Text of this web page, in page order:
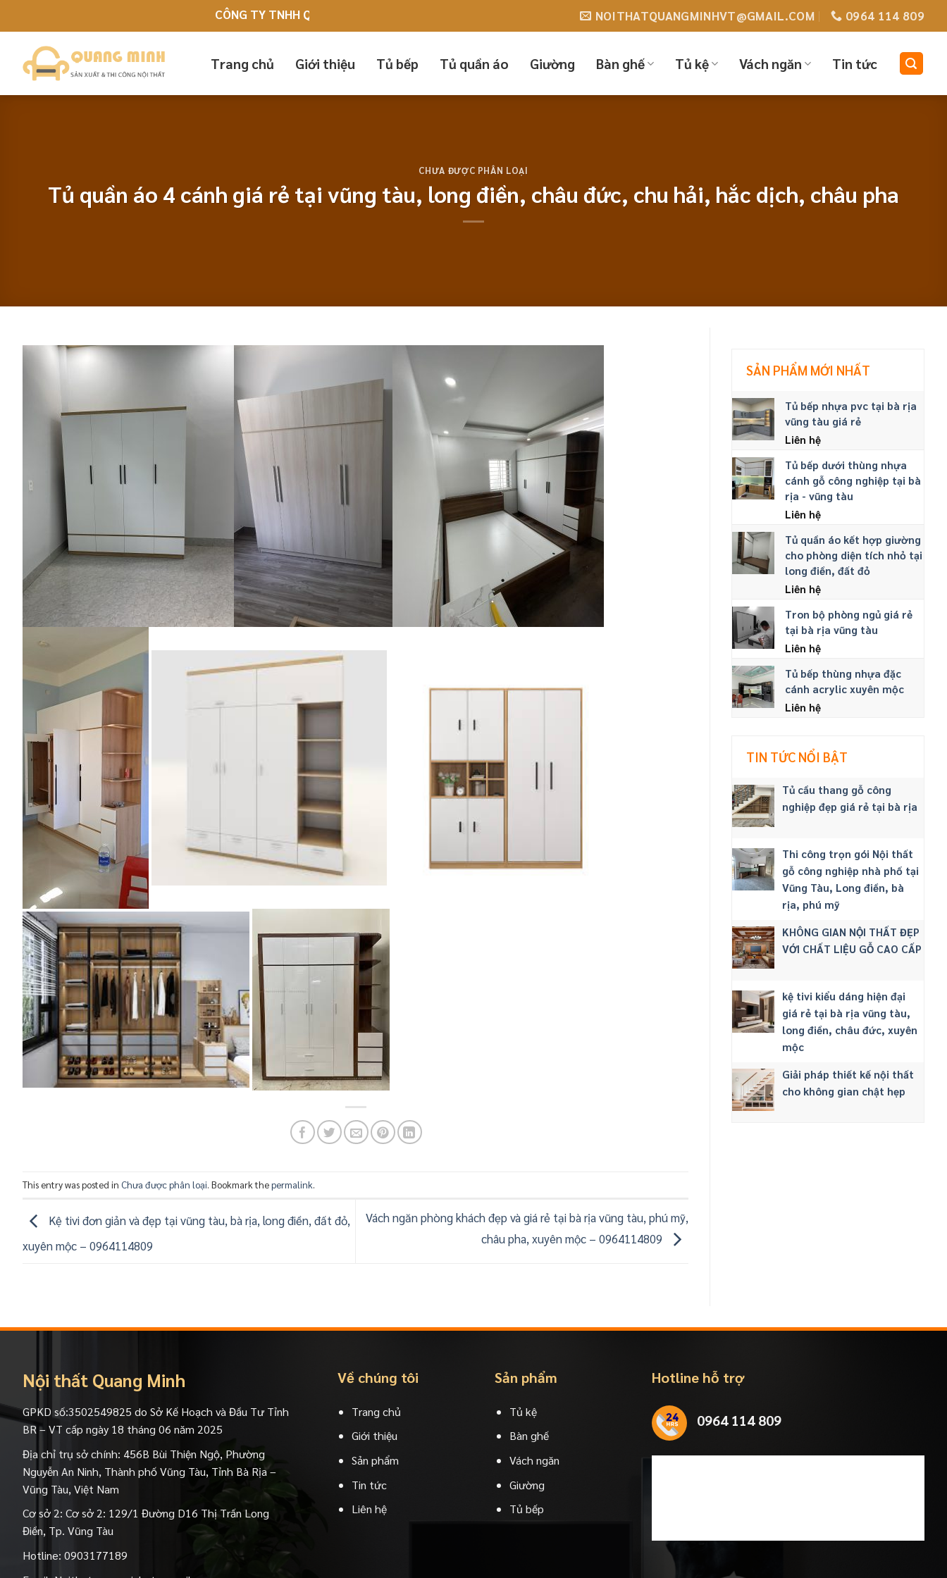
CÔNG TY TNHH QUẢNG CÁO NỘI THẤT QUANG MINH NOITHATQUANGMINHVT@GMAIL.COM 0964 114 809
Trang chủ Giới thiệu Tủ bếp Tủ quần áo Giường Bàn ghế Tủ kệ Vách ngăn Tin tức
CHƯA ĐƯỢC PHÂN LOẠI
Tủ quần áo 4 cánh giá rẻ tại vũng tàu, long điền, châu đức, chu hải, hắc dịch, châu pha
This entry was posted in Chưa được phân loại. Bookmark thepermalink.
Kệ tivi đơn giản và đẹp tại vũng tàu, bà rịa, long điền, đất đỏ,
xuyên mộc – 0964114809
Vách ngăn phòng khách đẹp và giá rẻ tại bà rịa vũng tàu, phú mỹ,
châu pha, xuyên mộc – 0964114809
SẢN PHẨM MỚI NHẤT
Tủ bếp nhựa pvc tại bà rịa
vũng tàu giá rẻ
Liên hệ
Tủ bếp dưới thùng nhựa
cánh gỗ công nghiệp tại bà
rịa - vũng tàu
Liên hệ
Tủ quần áo kết hợp giường
cho phòng diện tích nhỏ tại
long điền, đất đỏ
Liên hệ
Tron bộ phòng ngủ giá rẻ
tại bà rịa vũng tàu
Liên hệ
Tủ bếp thùng nhựa đặc
cánh acrylic xuyên mộc
Liên hệ
TIN TỨC NỔI BẬT
Tủ cầu thang gỗ công
nghiệp đẹp giá rẻ tại bà rịa
Thi công trọn gói Nội thất
gỗ công nghiệp nhà phố tại
Vũng Tàu, Long điền, bà
rịa, phú mỹ
KHÔNG GIAN NỘI THẤT ĐẸP
VỚI CHẤT LIỆU GỖ CAO CẤP
kệ tivi kiểu dáng hiện đại
giá rẻ tại bà rịa vũng tàu,
long điền, châu đức, xuyên
mộc
Giải pháp thiết kế nội thất
cho không gian chật hẹp
Nội thất Quang Minh
GPKD số:3502549825 do Sở Kế Hoạch và Đầu Tư Tỉnh
BR – VT cấp ngày 18 tháng 06 năm 2025
Địa chỉ trụ sở chính: 456B Bùi Thiện Ngộ, Phường
Nguyễn An Ninh, Thành phố Vũng Tàu, Tỉnh Bà Rịa –
Vũng Tàu, Việt Nam
Cơ sở 2: Cơ sở 2: 129/1 Đường D16 Thị Trấn Long
Điền, Tp. Vũng Tàu
Hotline: 0903177189
Về chúng tôi
Trang chủ
Giới thiệu
Sản phẩm
Tin tức
Liên hệ
Sản phẩm
Tủ kệ
Bàn ghế
Vách ngăn
Giường
Tủ bếp
Hotline hỗ trợ
0964 114 809